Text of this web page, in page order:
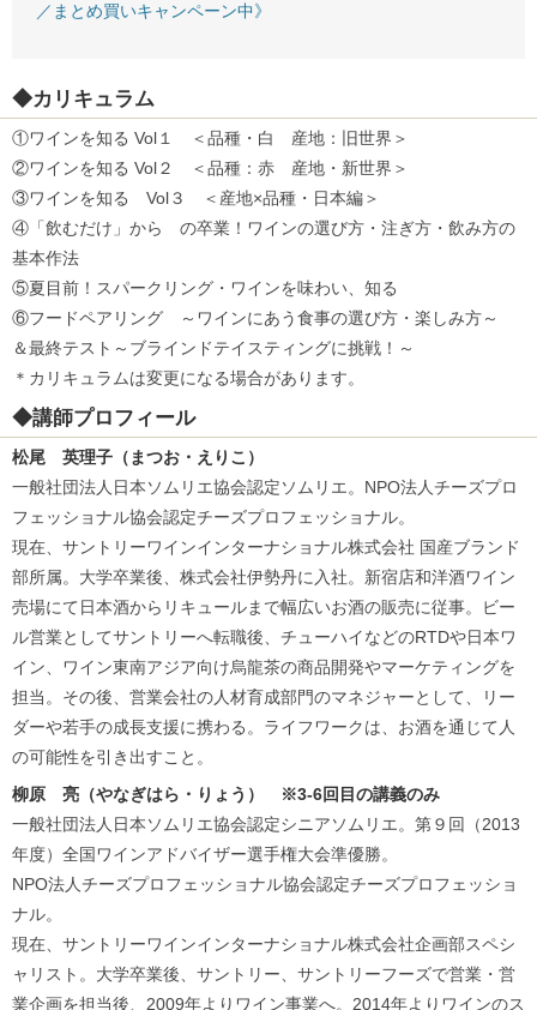
／まとめ買いキャンペーン中》
◆カリキュラム
①ワインを知る Vol１ ＜品種・白 産地：旧世界＞
②ワインを知る Vol２ ＜品種：赤 産地・新世界＞
③ワインを知る Vol３ ＜産地×品種・日本編＞
④「飲むだけ」から の卒業！ワインの選び方・注ぎ方・飲み方の
基本作法
⑤夏目前！スパークリング・ワインを味わい、知る
⑥フードペアリング ～ワインにあう食事の選び方・楽しみ方～
＆最終テスト～ブラインドテイスティングに挑戦！～
＊カリキュラムは変更になる場合があります。
◆講師プロフィール
松尾 英理子（まつお・えりこ）
一般社団法人日本ソムリエ協会認定ソムリエ。NPO法人チーズプロ
フェッショナル協会認定チーズプロフェッショナル。
現在、サントリーワインインターナショナル株式会社 国産ブランド
部所属。大学卒業後、株式会社伊勢丹に入社。新宿店和洋酒ワイン
売場にて日本酒からリキュールまで幅広いお酒の販売に従事。ビー
ル営業としてサントリーへ転職後、チューハイなどのRTDや日本ワ
イン、ワイン東南アジア向け烏龍茶の商品開発やマーケティングを
担当。その後、営業会社の人材育成部門のマネジャーとして、リー
ダーや若手の成長支援に携わる。ライフワークは、お酒を通じて人
の可能性を引き出すこと。
柳原 亮（やなぎはら・りょう） ※3-6回目の講義のみ
一般社団法人日本ソムリエ協会認定シニアソムリエ。第９回（2013
年度）全国ワインアドバイザー選手権大会準優勝。
NPO法人チーズプロフェッショナル協会認定チーズプロフェッショ
ナル。
現在、サントリーワインインターナショナル株式会社企画部スペシ
ャリスト。大学卒業後、サントリー、サントリーフーズで営業・営
業企画を担当後、2009年よりワイン事業へ。2014年よりワインのス